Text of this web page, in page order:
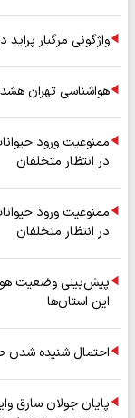
واژگونی مرگبار
هواشناسی تهران
ممنوعیت ورود
در انتظار متخلفان
ممنوعیت ورود
در انتظار متخلفان
پیش‌بینی وضعیت هوا
این استان‌ها
احتمال شنیده شدن